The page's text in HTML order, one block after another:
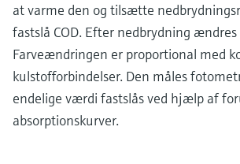
at varme den og tilsætte
fastslå COD. Efter nedbrydning
Farveændringen er proportional med
kulstofforbindelser. Den måles
endelige værdi fastslås ved hjælp af
absorptionskurver.